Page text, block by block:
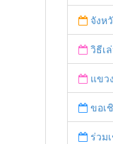
จังหวัดพระนครศ
วิธีเ
แขวงทาง
ขอเ
ร่วมเ